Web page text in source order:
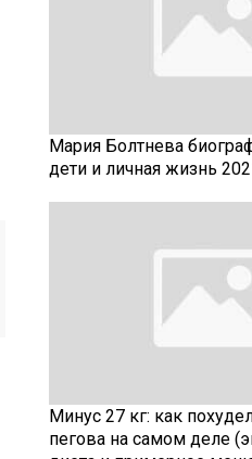
Мария Болтнева
дети и личная жизнь
Минус 27 кг: как
пегова на самом деле